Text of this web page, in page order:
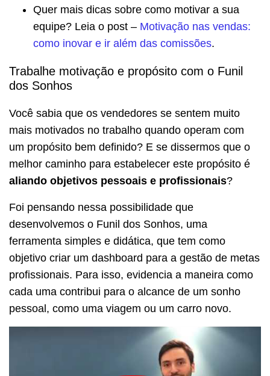
Quer mais dicas sobre como motivar a sua
equipe? Leia o post – Motivação nas vendas:
como inovar e ir além das comissões.
Trabalhe motivação e propósito com o Funil
dos Sonhos
Você sabia que os vendedores se sentem muito
mais motivados no trabalho quando operam com
um propósito bem definido? E se dissermos que o
melhor caminho para estabelecer este propósito é
aliando objetivos pessoais e profissionais?
Foi pensando nessa possibilidade que
desenvolvemos o Funil dos Sonhos, uma
ferramenta simples e didática, que tem como
objetivo criar um dashboard para a gestão de metas
profissionais. Para isso, evidencia a maneira como
cada uma contribui para o alcance de um sonho
pessoal, como uma viagem ou um carro novo.